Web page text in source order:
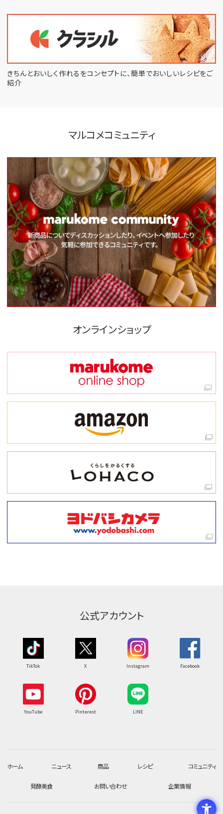
きちんとおいしく作れるをコンセプトに、 簡単でおいしいレシピをご
紹介
マルコメコミュニティ
オンラインショップ
公式アカウント
TikTok X Instagram Facebook
YouTube Pinterest LINE
ホーム ニュース 商品 レシピ コミュニティ
発酵美食 お問い合わせ 企業情報